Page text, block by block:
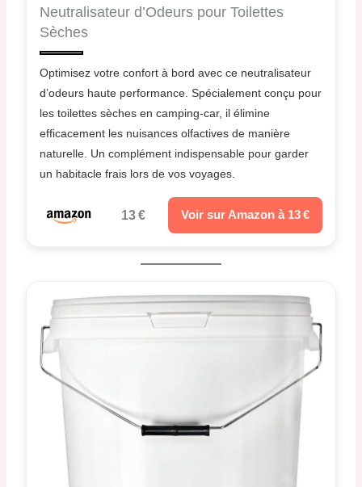
Neutralisateur d’Odeurs pour Toilettes
Sèches
Optimisez votre confort à bord avec ce neutralisateur
d’odeurs haute performance. Spécialement conçu pour
les toilettes sèches en camping-car, il élimine
efficacement les nuisances olfactives de manière
naturelle. Un complément indispensable pour garder
un habitacle frais lors de vos voyages.
13 € Voir sur Amazon à 13 €